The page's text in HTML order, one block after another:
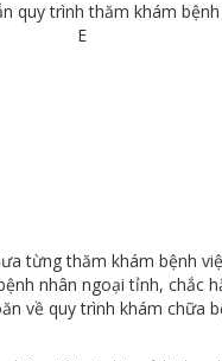
từng thăm khám bệnh
nhân ngoại tỉnh, chắc
về quy trình khám chữa